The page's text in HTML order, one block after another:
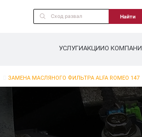
Найти
УСЛУГИАКЦИИО
ЗАМЕНА МАСЛЯНОГО ФИЛЬТРА ALFA ROMEO 147